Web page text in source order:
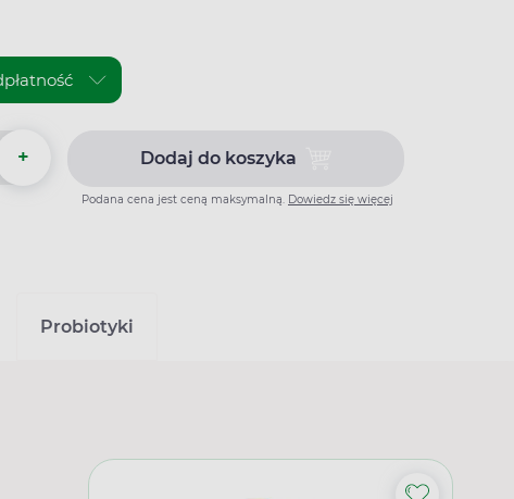
+ Dodaj do koszykaDodaj do koszyka Amlozek 10
Podana cena jest ceną maksymalną. Dowiedz się więcej
Probiotyki